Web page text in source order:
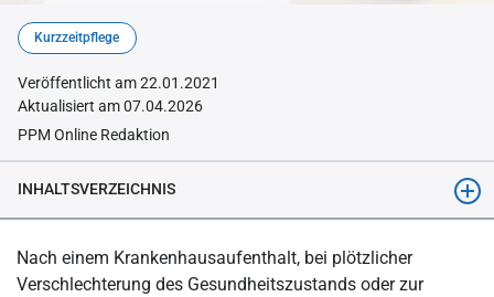
© KI-generiert mit Midjourney
Kurzzeitpflege
Veröffentlicht am 22.01.2021
Aktualisiert am 07.04.2026
PPM Online Redaktion
INHALTSVERZEICHNIS
Was ist Kurzzeitpflege?
Nach einem Krankenhausaufenthalt, bei plötzlicher
Verschlechterung des Gesundheitszustands oder zur